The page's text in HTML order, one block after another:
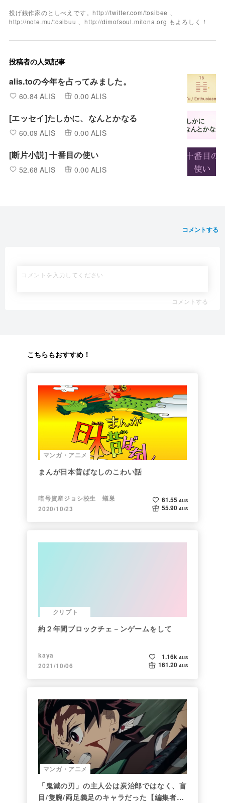
投げ銭作家のとしべえです。http://twitter.com/tosibee 、
http://note.mu/tosibuu 、http://dimofsoul.mitona.org もよろしく！
投稿者の人気記事
alis.toの今年を占ってみました。
60.84 ALIS 0.00 ALIS
[エッセイ]たしかに、なんとかなる
60.09 ALIS 0.00 ALIS
[断片小説] 十番目の使い
52.68 ALIS 0.00 ALIS
コメントする
コメントする
こちらもおすすめ！
マンガ・アニメ
まんが日本昔ばなしのこわい話
暗号資産ジョシ校生 蟻巣
2020/10/23
61.55 ALIS
55.90 ALIS
クリプト
約２年間ブロックチェ－ンゲームをして
kaya
2021/10/06
1.16k ALIS
161.20 ALIS
マンガ・アニメ
「鬼滅の刃」の主人公は炭治郎ではなく、盲
目/隻腕/両足義足のキャラだった【編集者の